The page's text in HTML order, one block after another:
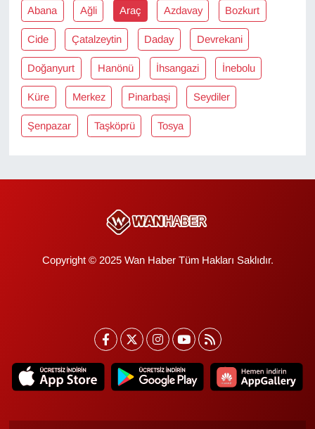
Abana Ağli Araç Azdavay Bozkurt
Cide Çatalzeytin Daday Devrekani
Doğanyurt Hanönü İhsangazi İnebolu
Küre Merkez Pinarbaşi Seydiler
Şenpazar Taşköprü Tosya
Copyright © 2025 Wan Haber Tüm Hakları Saklıdır.
Kamu Alımları
Kim Kimdir?
Kültür & Sanat
KURDÎ
ONE EKONOMİ
POLİTİKA
RÖPORTAJ
SAĞLIK